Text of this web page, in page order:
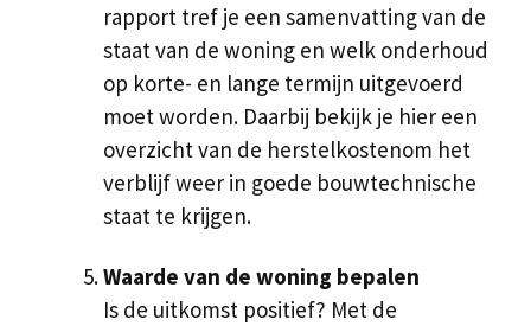
rapport tref je een samenvatting van de
staat van de woning en welk onderhoud
op korte- en lange termijn uitgevoerd
moet worden. Daarbij bekijk je hier een
overzicht van de herstelkostenom het
verblijf weer in goede bouwtechnische
staat te krijgen.
Waarde van de woning bepalen
Is de uitkomst positief? Met de